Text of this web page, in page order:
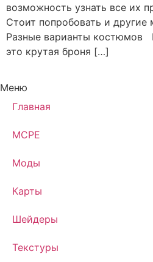
возможность узнать все их
Стоит попробовать и другие
Разные варианты
это крутая броня […]
Меню
Главная
MCPE
Моды
Карты
Шейдеры
Текстуры